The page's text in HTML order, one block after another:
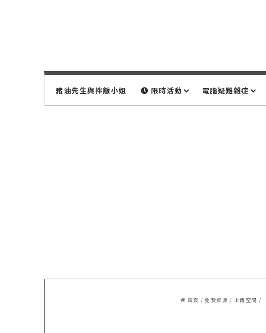
豬油先生與拌飯小姐 限時活動 電腦疑難雜症
首頁 / 免費資源 / 上傳空間 /